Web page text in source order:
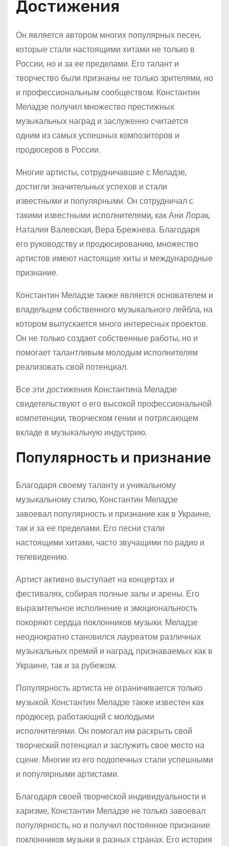
Достижения
Он является автором многих популярных песен,
которые стали настоящими хитами не только в
России, но и за ее пределами. Его талант и
творчество были признаны не только зрителями, но
и профессиональным сообществом. Константин
Меладзе получил множество престижных
музыкальных наград и заслуженно считается
одним из самых успешных композиторов и
продюсеров в России.
Многие артисты, сотрудничавшие с Меладзе,
достигли значительных успехов и стали
известными и популярными. Он сотрудничал с
такими известными исполнителями, как Ани Лорак,
Наталия Валевская, Вера Брежнева. Благодаря
его руководству и продюсированию, множество
артистов имеют настоящие хиты и международные
признание.
Константин Меладзе также является основателем и
владельцем собственного музыкального лейбла, на
котором выпускается много интересных проектов.
Он не только создает собственные работы, но и
помогает талантливым молодым исполнителям
реализовать свой потенциал.
Все эти достижения Константина Меладзе
свидетельствуют о его высокой профессиональной
компетенции, творческом гении и потрясающем
вкладе в музыкальную индустрию.
Популярность и признание
Благодаря своему таланту и уникальному
музыкальному стилю, Константин Меладзе
завоевал популярность и признание как в Украине,
так и за ее пределами. Его песни стали
настоящими хитами, часто звучащими по радио и
телевидению.
Артист активно выступает на концертах и
фестивалях, собирая полные залы и арены. Его
выразительное исполнение и эмоциональность
покоряют сердца поклонников музыки. Меладзе
неоднократно становился лауреатом различных
музыкальных премий и наград, признаваемых как в
Украине, так и за рубежом.
Популярность артиста не ограничивается только
музыкой. Константин Меладзе также известен как
продюсер, работающий с молодыми
исполнителями. Он помогал им раскрыть свой
творческий потенциал и заслужить свое место на
сцене. Многие из его подопечных стали успешными
и популярными артистами.
Благодаря своей творческой индивидуальности и
харизме, Константин Меладзе не только завоевал
популярность, но и получил постоянное признание
поклонников музыки в разных странах. Его история